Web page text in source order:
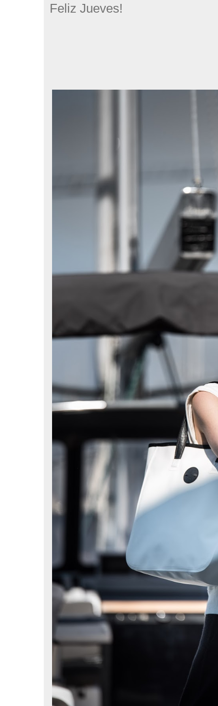
Feliz Jueves!